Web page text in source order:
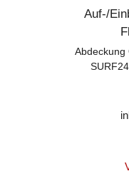
Auf-/
Abdeckung